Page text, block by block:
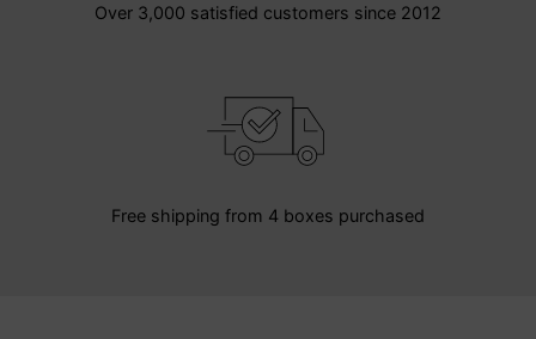
Over 3,000 satisfied customers since 2012
Free shipping from 4 boxes purchased